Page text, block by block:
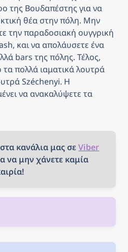
της Βουδαπέστης για να
θέα στην πόλη. Μην
την παραδοσιακή ουγγρική
και να απολάυσετε ένα
bars της πόλης. Τέλος,
πολλά ιαματικά λουτρά
Széchenyi. Η
να ανακαλύψετε τα
κανάλια μας σε Viber
να μην χάνετε καμία